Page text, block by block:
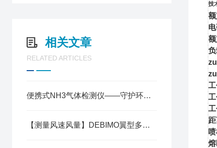
相关文章
RELATED ARTICLES
便携式NH3气体检测仪——守护环境安全的利器
【测量风速风量】DEBIMO翼型多点平均式风速风量测片的6大优势
技